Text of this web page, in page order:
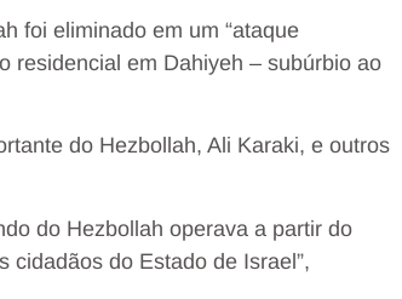
foi eliminado em um “ataque
residencial em Dahiyeh – subúrbio ao
do Hezbollah, Ali Karaki, e outros
do Hezbollah operava a partir do
cidadãos do Estado de Israel”,